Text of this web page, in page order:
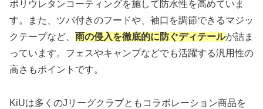
ポリウレタンコーティングを施して防水性を高めていま
す。また、ツバ付きのフードや、袖口を調節できるマジッ
クテープなど、 雨の侵入を徹底的に防ぐディテールが詰ま
っています。フェスやキャンプなどでも活躍する汎用性の
高さもポイントです。
KiUは多くのJリーグクラブともコラボレーション商品を